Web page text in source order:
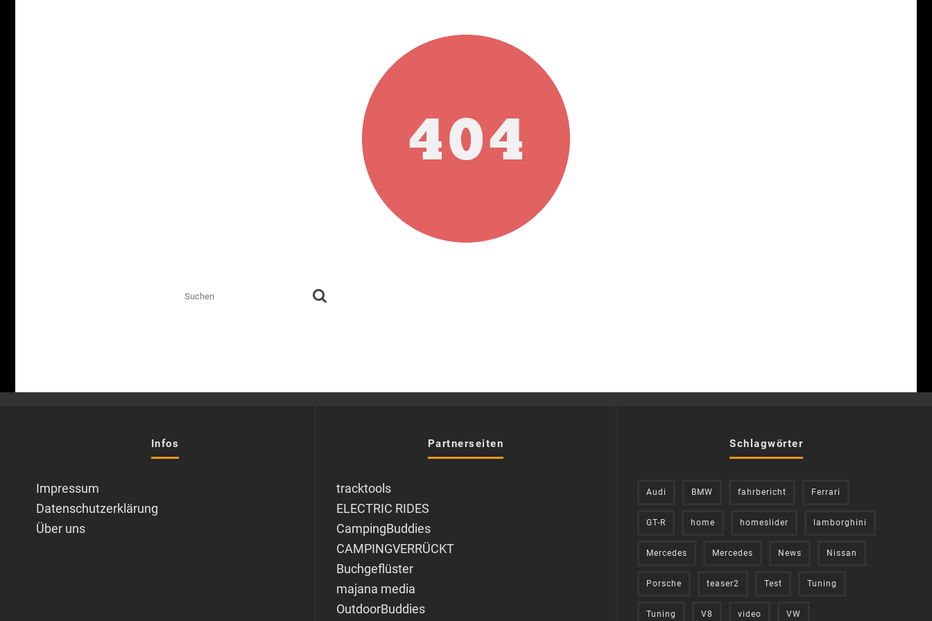
Infos
Impressum
Datenschutzerklärung
Über uns
Partnerseiten
tracktools
ELECTRIC RIDES
CampingBuddies
CAMPINGVERRÜCKT
Buchgeflüster
majana media
OutdoorBuddies
Schlagwörter
Audi BMW fahrbericht Ferrari
GT-R home homeslider lamborghini
Mercedes Mercedes News Nissan
Porsche teaser2 Test Tuning
Tuning V8 video VW